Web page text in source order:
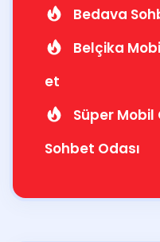
Bedava
Belçika
et
Süper Mobil
Sohbet Odası